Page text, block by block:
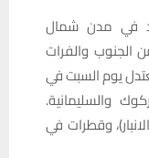
في مدن شمال
الجنوب والفرات
يوم السبت في
والسليمانية.
وقطرات في